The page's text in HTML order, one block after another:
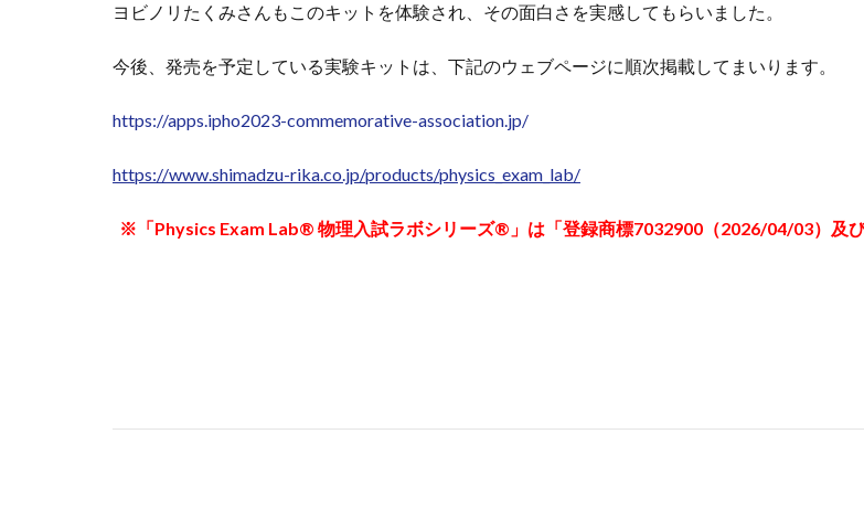
ヨビノリたくみさんもこのキットを体験され、その面白さを実感してもらいました。
今後、発売を予定している実験キットは、下記のウェブページに順次掲載してまいります。
https://apps.ipho2023-commemorative-association.jp/
https://www.shimadzu-rika.co.jp/products/physics_exam_lab/
※「Physics Exam Lab® 物理入試ラボシリーズ®」は「登録商標7032900（2026/04/03）及